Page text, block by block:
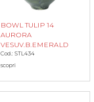
BOWL TULIP 14
AURORA
VESUV.B.EMERALD
Cod.: STL434
scopri